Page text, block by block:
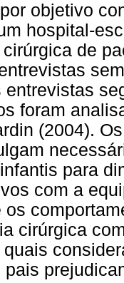
objetivo
hospital-
de
entrevistas
foram
(2004).
para
com a
os
cirúrgica